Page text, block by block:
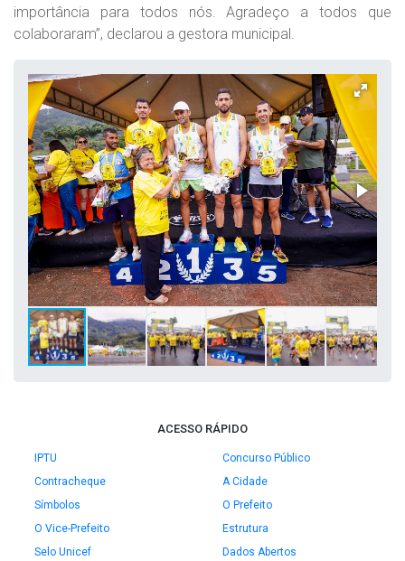
importância para todos nós. Agradeço a todos que
colaboraram”, declarou a gestora municipal.
ACESSO RÁPIDO
IPTU
Concurso Público
Contracheque
A Cidade
Símbolos
O Prefeito
O Vice-Prefeito
Estrutura
Selo Unicef
Dados Abertos